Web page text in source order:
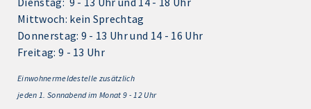
Mittwoch: kein Sprechtag
Donnerstag: 9 - 13 Uhr und 14 - 16 Uhr
Freitag: 9 - 13 Uhr
Einwohnermeldestelle zusätzlich
jeden 1. Sonnabend im Monat 9 - 12 Uhr